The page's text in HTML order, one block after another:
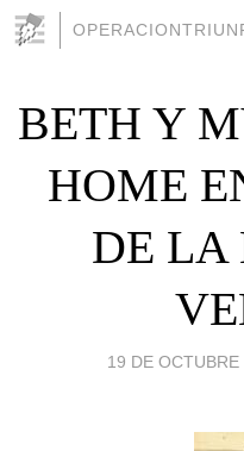
BETH Y
HOME
DE LA
19 DE